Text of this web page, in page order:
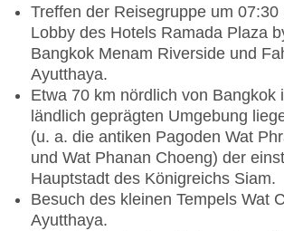
Treffen der Reisegruppe um 07:30
Lobby des Hotels Ramada Plaza
Bangkok Menam Riverside und
Ayutthaya.
Etwa 70 km nördlich von Bangkok
ländlich geprägten Umgebung
(u. a. die antiken Pagoden Wat
und Wat Phanan Choeng) der
Hauptstadt des Königreichs Siam.
Besuch des kleinen Tempels Wat
Ayutthaya.